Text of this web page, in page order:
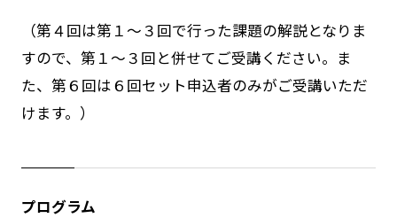
（第４回は第１～３回で行った課題の解説となりま
すので、第１～３回と併せてご受講ください。ま
た、第６回は６回セット申込者のみがご受講いただ
けます。）
プログラム